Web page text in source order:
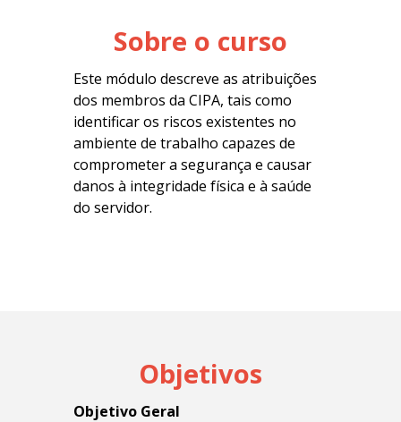
Sobre o curso
Este módulo descreve as atribuições
dos membros da CIPA, tais como
identificar os riscos existentes no
ambiente de trabalho capazes de
comprometer a segurança e causar
danos à integridade física e à saúde
do servidor.
Objetivos
Objetivo Geral